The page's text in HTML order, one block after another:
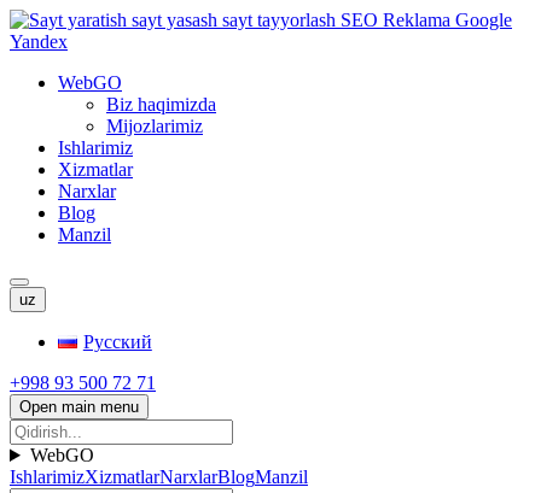
WebGO
Biz haqimizda
Mijozlarimiz
Ishlarimiz
Xizmatlar
Narxlar
Blog
Manzil
uz
Русский
+998 93 500 72 71
Open main menu
WebGO
IshlarimizXizmatlarNarxlarBlogManzil